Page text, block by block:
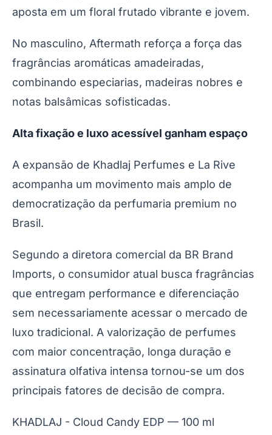
aposta em um floral frutado vibrante e jovem.
No masculino, Aftermath reforça a força das
fragrâncias aromáticas amadeiradas,
combinando especiarias, madeiras nobres e
notas balsâmicas sofisticadas.
Alta fixação e luxo acessível ganham espaço
A expansão de Khadlaj Perfumes e La Rive
acompanha um movimento mais amplo de
democratização da perfumaria premium no
Brasil.
Segundo a diretora comercial da BR Brand
Imports, o consumidor atual busca fragrâncias
que entregam performance e diferenciação
sem necessariamente acessar o mercado de
luxo tradicional. A valorização de perfumes
com maior concentração, longa duração e
assinatura olfativa intensa tornou-se um dos
principais fatores de decisão de compra.
KHADLAJ - Cloud Candy EDP — 100 ml